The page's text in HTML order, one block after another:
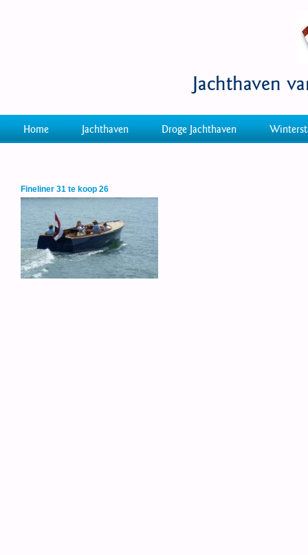
Jachthaven
Home Jachthaven Droge Jachthaven
Fineliner 31 te koop 26